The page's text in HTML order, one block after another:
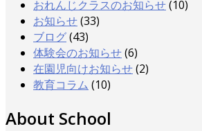
おれんじクラスのお知らせ(10)
お知らせ(33)
ブログ(43)
体験会のお知らせ(6)
在園児向けお知らせ(2)
教育コラム (10)
About School